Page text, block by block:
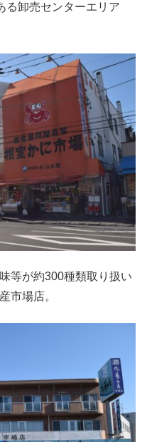
る卸売センターエリア
等が約300種類取り扱い
市場店。